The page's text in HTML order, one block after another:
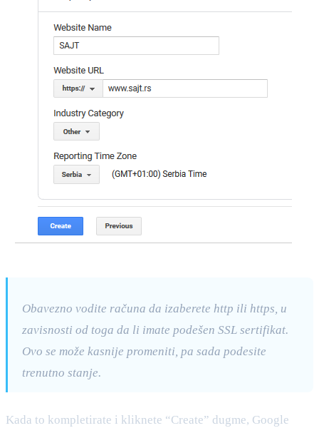
Obavezno vodite računa da izaberete http ili https, u
zavisnosti od toga da li imate podešen SSL sertifikat.
Ovo se može kasnije promeniti, pa sada podesite
trenutno stanje.
Kada to kompletirate i kliknete “Create” dugme, Google